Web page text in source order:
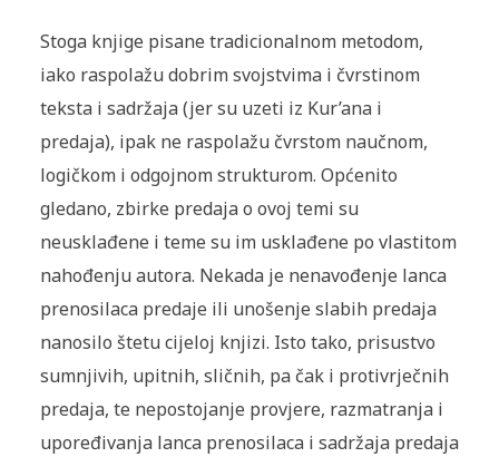
Stoga knjige pisane tradicionalnom metodom,
iako raspolažu dobrim svojstvima i čvrstinom
teksta i sadržaja (jer su uzeti iz Kur’ana i
predaja), ipak ne raspolažu čvrstom naučnom,
logičkom i odgojnom strukturom. Općenito
gledano, zbirke predaja o ovoj temi su
neusklađene i teme su im usklađene po vlastitom
nahođenju autora. Nekada je nenavođenje lanca
prenosilaca predaje ili unošenje slabih predaja
nanosilo štetu cijeloj knjizi. Isto tako, prisustvo
sumnjivih, upitnih, sličnih, pa čak i protivrječnih
predaja, te nepostojanje provjere, razmatranja i
upoređivanja lanca prenosilaca i sadržaja predaja